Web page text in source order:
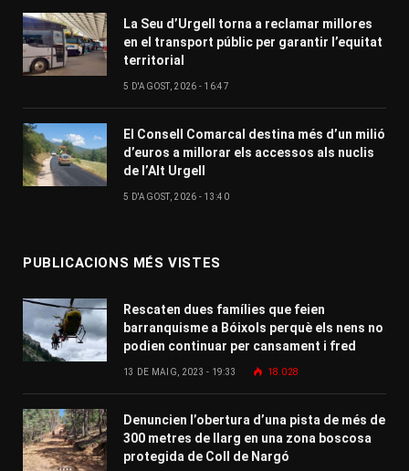
La Seu d’Urgell torna a reclamar millores
en el transport públic per garantir l’equitat
territorial
5 D'AGOST, 2026 - 16:47
El Consell Comarcal destina més d’un milió
d’euros a millorar els accessos als nuclis
de l’Alt Urgell
5 D'AGOST, 2026 - 13:40
PUBLICACIONS MÉS VISTES
Rescaten dues famílies que feien
barranquisme a Bóixols perquè els nens no
podien continuar per cansament i fred
13 DE MAIG, 2023 - 19:33 18.028
Denuncien l’obertura d’una pista de més de
300 metres de llarg en una zona boscosa
protegida de Coll de Nargó